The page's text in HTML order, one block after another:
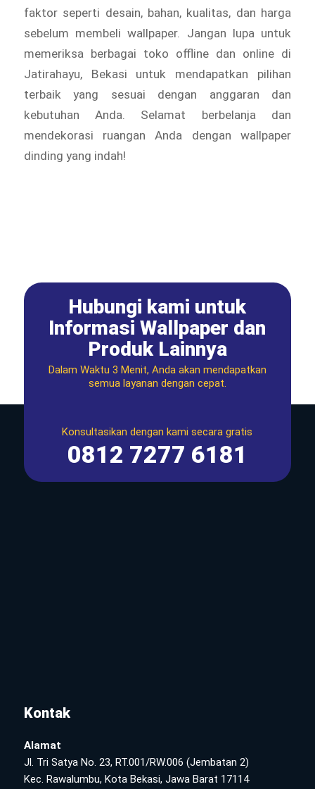
faktor seperti desain, bahan, kualitas, dan harga
sebelum membeli wallpaper. Jangan lupa untuk
memeriksa berbagai toko offline dan online di
Jatirahayu, Bekasi untuk mendapatkan pilihan
terbaik yang sesuai dengan anggaran dan
kebutuhan Anda. Selamat berbelanja dan
mendekorasi ruangan Anda dengan wallpaper
dinding yang indah!
Hubungi kami untuk
Informasi Wallpaper dan
Produk Lainnya
Dalam Waktu 3 Menit, Anda akan mendapatkan
semua layanan dengan cepat.
Konsultasikan dengan kami secara gratis
0812 7277 6181
Kontak
Alamat
Jl. Tri Satya No. 23, RT.001/RW.006 (Jembatan 2)
Kec. Rawalumbu, Kota Bekasi, Jawa Barat 17114